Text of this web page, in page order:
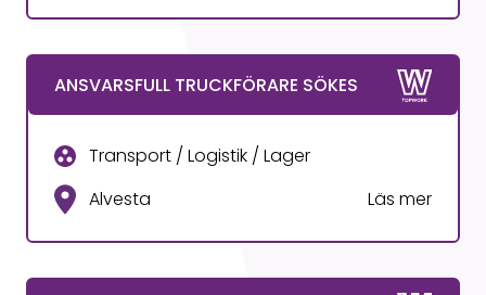
ANSVARSFULL TRUCKFÖRARE SÖKES
Transport / Logistik / Lager
Alvesta
Läs mer